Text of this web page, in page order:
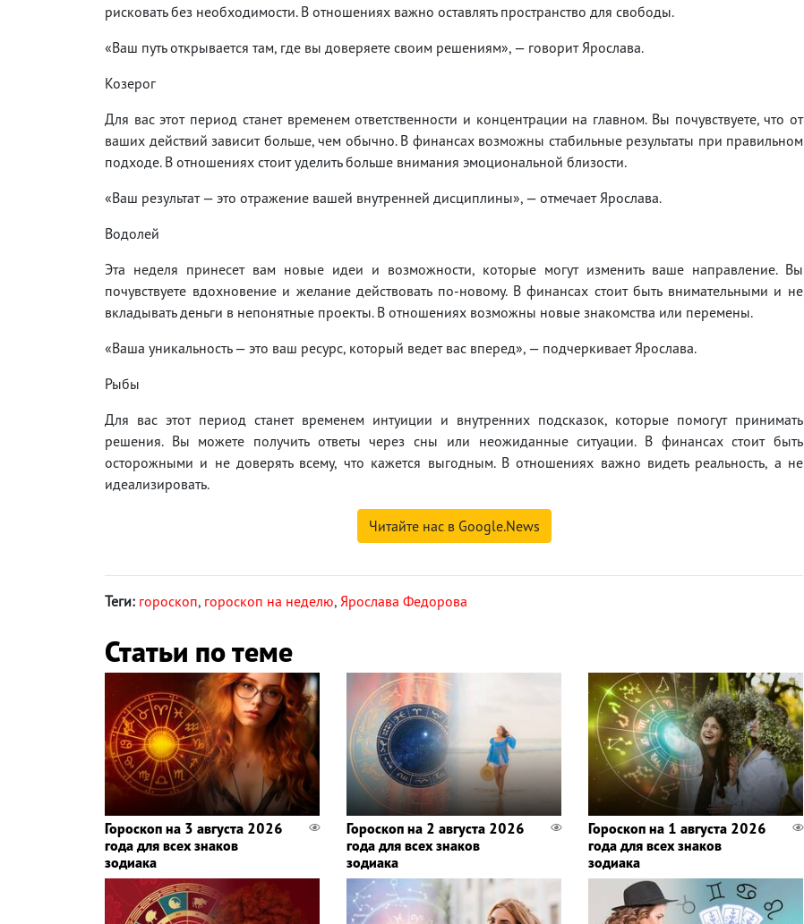
рисковать без необходимости. В отношениях важно оставлять пространство для свободы.
«Ваш путь открывается там, где вы доверяете своим решениям», — говорит Ярослава.
Козерог
Для вас этот период станет временем ответственности и концентрации на главном. Вы почувствуете, что от
ваших действий зависит больше, чем обычно. В финансах возможны стабильные результаты при правильном
подходе. В отношениях стоит уделить больше внимания эмоциональной близости.
«Ваш результат — это отражение вашей внутренней дисциплины», — отмечает Ярослава.
Водолей
Эта неделя принесет вам новые идеи и возможности, которые могут изменить ваше направление. Вы
почувствуете вдохновение и желание действовать по-новому. В финансах стоит быть внимательными и не
вкладывать деньги в непонятные проекты. В отношениях возможны новые знакомства или перемены.
«Ваша уникальность — это ваш ресурс, который ведет вас вперед», — подчеркивает Ярослава.
Рыбы
Для вас этот период станет временем интуиции и внутренних подсказок, которые помогут принимать
решения. Вы можете получить ответы через сны или неожиданные ситуации. В финансах стоит быть
осторожными и не доверять всему, что кажется выгодным. В отношениях важно видеть реальность, а не
идеализировать.
Читайте нас в Google.News
Теги: гороскоп, гороскоп на неделю, Ярослава Федорова
Статьи по теме
Гороскоп на 3 августа 2026
года для всех знаков
зодиака
Гороскоп на 2 августа 2026
года для всех знаков
зодиака
Гороскоп на 1 августа 2026
года для всех знаков
зодиака